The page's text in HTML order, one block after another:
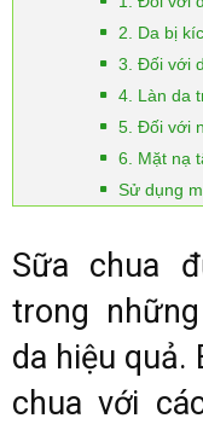
2. Da bị
3. Đối với
4. Làn da
5. Đối với
6. Mặt nạ
Sử dụng
Sữa chua
trong
da hiệu quả.
chua với